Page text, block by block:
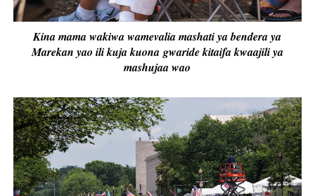
Kina mama wakiwa wamevalia mashati ya bendera ya
Marekan yao ili kuja kuona gwaride kitaifa kwaajili ya
mashujaa wao